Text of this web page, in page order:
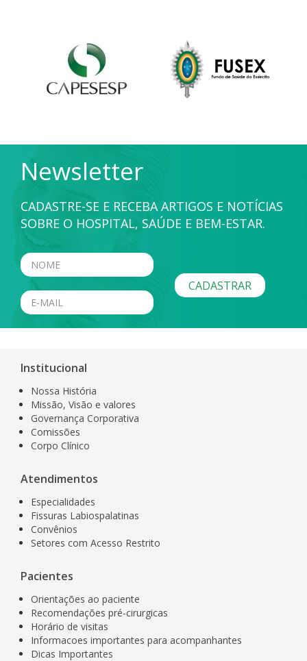
Newsletter
CADASTRE-SE E RECEBA ARTIGOS E NOTÍCIAS
SOBRE O HOSPITAL, SAÚDE E BEM-ESTAR.
Institucional
Nossa História
Missão, Visão e valores
Governança Corporativa
Comissões
Corpo Clínico
Atendimentos
Especialidades
Fissuras Labiospalatinas
Convênios
Setores com Acesso Restrito
Pacientes
Orientações ao paciente
Recomendações pré-cirurgicas
Horário de visitas
Informacoes importantes para acompanhantes
Dicas Importantes